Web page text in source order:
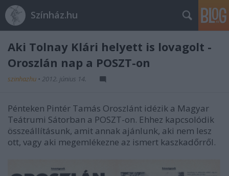
Színház.hu
Aki Tolnay Klári helyett is lovagolt -
Oroszlán nap a POSZT-on
szinhazhu • 2012. június 14.
Pénteken Pintér Tamás Oroszlánt idézik a Magyar
Teátrumi Sátorban a POSZT-on. Ehhez kapcsolódik
összeállításunk, amit annak ajánlunk, aki nem lesz
ott, vagy aki megemlékezne az ismert kaszkadőrről.